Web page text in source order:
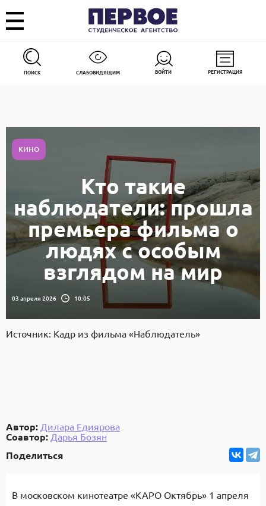
ПОИСК СЛАБОВИДЯЩИМ ВОЙТИ РЕГИСТРАЦИЯ
КИНО
Кто такие
наблюдатели: прошла
премьера фильма о
людях с особым
взглядом на мир
03 апреля 2026 10:05
Источник: Кадр из фильма «Наблюдатель»
Автор: Дилара Едиярова
Соавтор: Дарья Бозян
Поделиться
В московском кинотеатре «КАРО Октябрь» 1 апреля